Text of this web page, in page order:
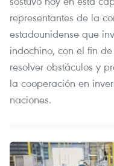
representantes de la
estadounidense que
indochino, con el fin
resolver obstáculos y
la cooperación en
naciones.